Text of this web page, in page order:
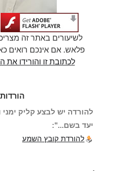
לשיעורים באתר זה
פלאש. אם אינכם רואים כאן
לכתובת זו והורידו את
הורדות
להורדה יש לבצע קליק ימני
יעד בשם...":
להורדת קובץ השמע